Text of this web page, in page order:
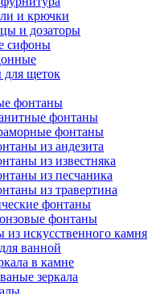
и крючки
и дозаторы
сифоны
для щеток
фонтаны
фонтаны
фонтаны
из андезита
из известняка
из песчаника
из травертина
фонтаны
фонтаны
искусственного камня
ванной
в камне
зеркала